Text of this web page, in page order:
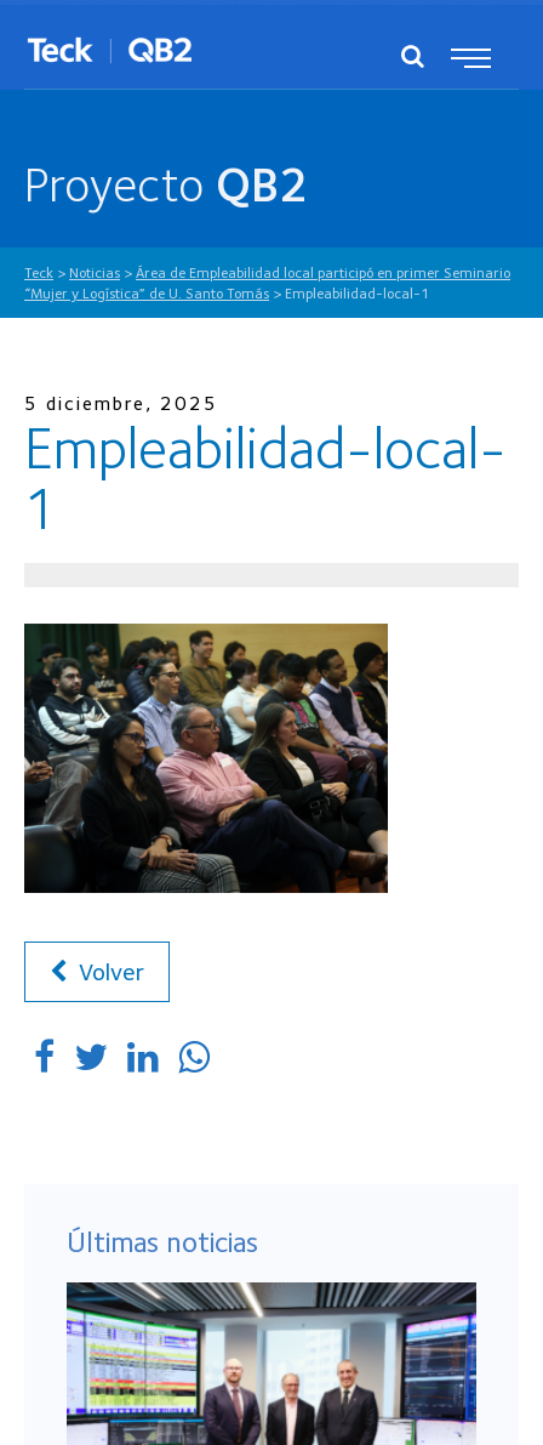
Proyecto QB2
Teck > Noticias > Área de Empleabilidad local participó en primer Seminario
“Mujer y Logística” de U. Santo Tomás > Empleabilidad-local-1
5 diciembre, 2025
Empleabilidad-local-
1
Volver
Últimas noticias